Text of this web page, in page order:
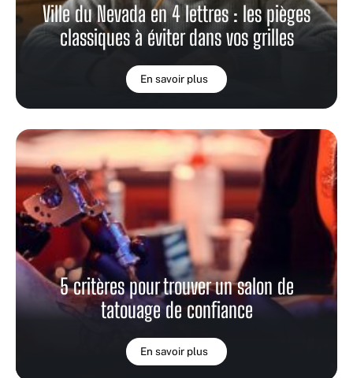
Ville du Nevada en 4 lettres : les pièges
classiques à éviter dans vos grilles
En savoir plus
5 critères pour trouver un salon de
tatouage de confiance
En savoir plus